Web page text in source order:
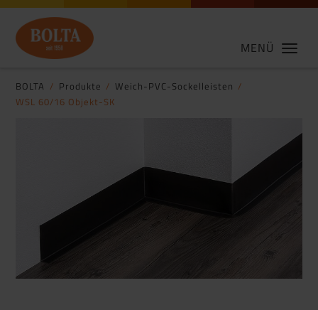
MENÜ
BOLTA Produkte
Weich-PVC-Sockelleisten
WSL 60/16 Objekt-SK